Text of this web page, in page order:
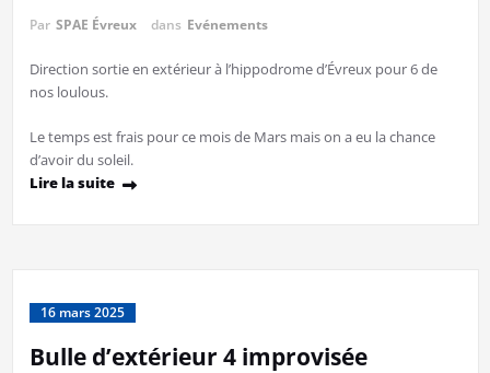
Par SPAE Évreux dans Evénements
Direction sortie en extérieur à l’hippodrome d’Évreux pour 6 de
nos loulous.
Le temps est frais pour ce mois de Mars mais on a eu la chance
d’avoir du soleil.
Lire la suite
16 mars 2025
Bulle d’extérieur 4 improvisée